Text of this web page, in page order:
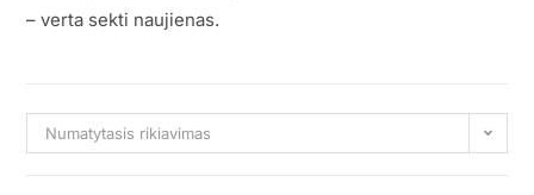
– verta sekti naujienas.
Numatytasis rikiavimas